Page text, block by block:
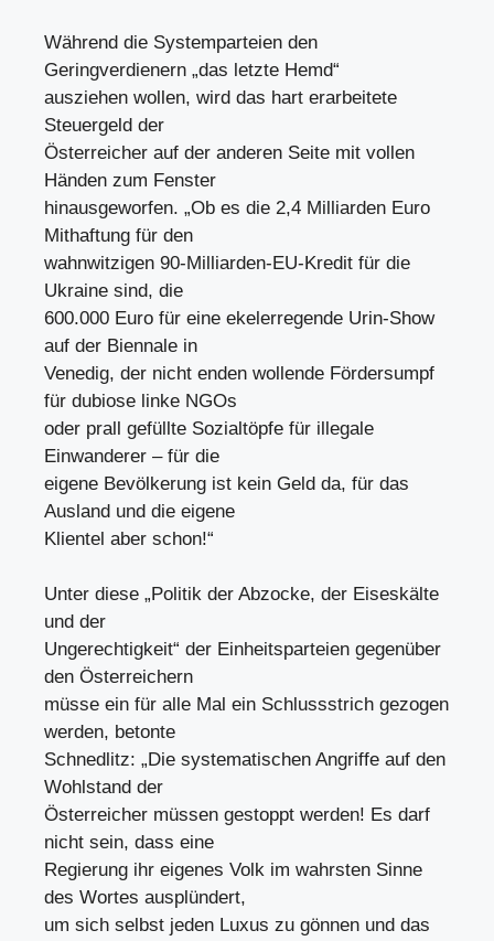
Während die Systemparteien den
Geringverdienern „das letzte Hemd“
ausziehen wollen, wird das hart erarbeitete
Steuergeld der
Österreicher auf der anderen Seite mit vollen
Händen zum Fenster
hinausgeworfen. „Ob es die 2,4 Milliarden Euro
Mithaftung für den
wahnwitzigen 90-Milliarden-EU-Kredit für die
Ukraine sind, die
600.000 Euro für eine ekelerregende Urin-Show
auf der Biennale in
Venedig, der nicht enden wollende Fördersumpf
für dubiose linke NGOs
oder prall gefüllte Sozialtöpfe für illegale
Einwanderer – für die
eigene Bevölkerung ist kein Geld da, für das
Ausland und die eigene
Klientel aber schon!“
Unter diese „Politik der Abzocke, der Eiseskälte
und der
Ungerechtigkeit“ der Einheitsparteien gegenüber
den Österreichern
müsse ein für alle Mal ein Schlussstrich gezogen
werden, betonte
Schnedlitz: „Die systematischen Angriffe auf den
Wohlstand der
Österreicher müssen gestoppt werden! Es darf
nicht sein, dass eine
Regierung ihr eigenes Volk im wahrsten Sinne
des Wortes ausplündert,
um sich selbst jeden Luxus zu gönnen und das